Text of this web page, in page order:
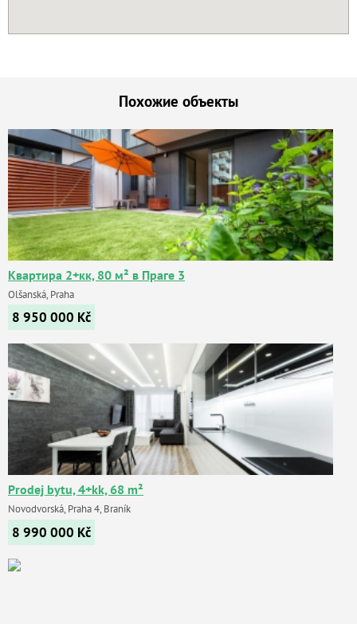
Похожие объекты
Квартира 2+кк, 80 м² в Праге 3
Olšanská, Praha
8 950 000 Kč
Prodej bytu, 4+kk, 68 m²
Novodvorská, Praha 4, Braník
8 990 000 Kč